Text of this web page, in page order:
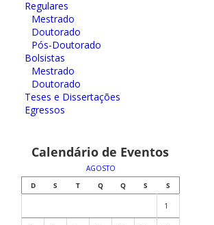
Regulares
Mestrado
Doutorado
Pós-Doutorado
Bolsistas
Mestrado
Doutorado
Teses e Dissertações
Egressos
Calendário de Eventos
AGOSTO
D
S T Q Q S S
1